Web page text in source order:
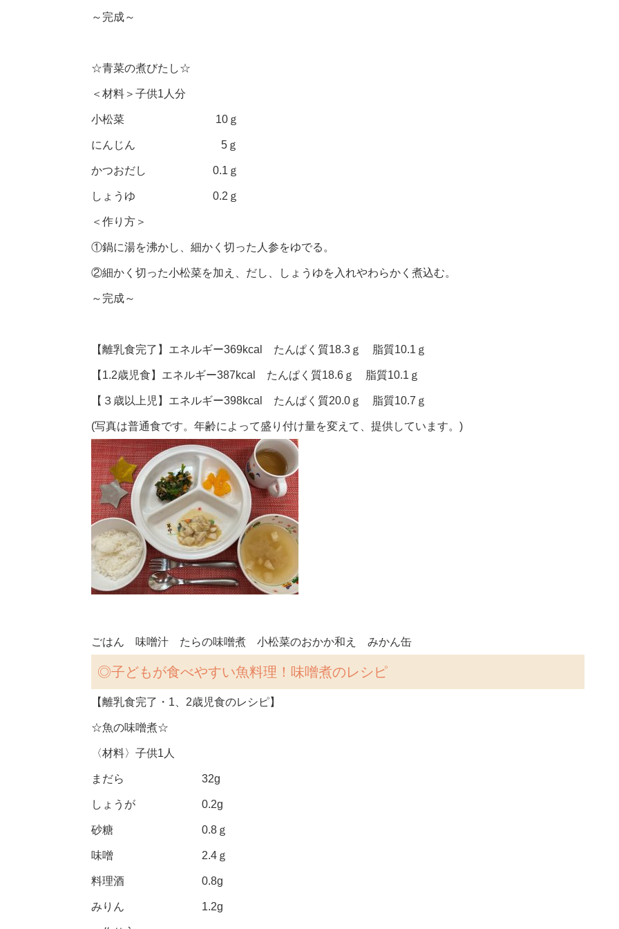
～完成～
☆青菜の煮びたし☆
＜材料＞子供1人分
小松菜 10ｇ
にんじん 5ｇ
かつおだし 0.1ｇ
しょうゆ 0.2ｇ
＜作り方＞
①鍋に湯を沸かし、細かく切った人参をゆでる。
②細かく切った小松菜を加え、だし、しょうゆを入れやわらかく煮込む。
～完成～
【離乳食完了】エネルギー369kcal たんぱく質18.3ｇ 脂質10.1ｇ
【1.2歳児食】エネルギー387kcal たんぱく質18.6ｇ 脂質10.1ｇ
【３歳以上児】エネルギー398kcal たんぱく質20.0ｇ 脂質10.7ｇ
(写真は普通食です。年齢によって盛り付け量を変えて、提供しています。)
ごはん 味噌汁 たらの味噌煮 小松菜のおかか和え みかん缶
◎子どもが食べやすい魚料理！味噌煮のレシピ
【離乳食完了・1、2歳児食のレシピ】
☆魚の味噌煮☆
〈材料〉子供1人
まだら 32g
しょうが 0.2g
砂糖 0.8ｇ
味噌 2.4ｇ
料理酒 0.8g
みりん 1.2g